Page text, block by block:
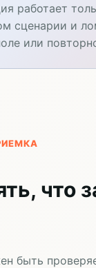
работает
сценарии и
или
что
быть